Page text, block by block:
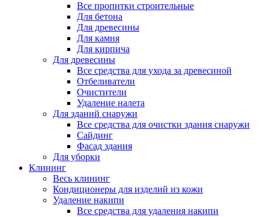
Все пропитки строительные
Для бетона
Для древесины
Для камня
Для кирпича
Для древесины
Все средства для ухода за древесиной
Отбеливатели
Очистители
Удаление налета
Для зданий снаружи
Все средства для очистки здания снаружи
Сайдинг
Фасад здания
Для уборки
Клининг
Весь клининг
Кондиционеры для изделий из кожи
Удаление накипи
Все средства для удаления накипи